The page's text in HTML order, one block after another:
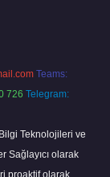
Teams:
726 Telegram:
Teknolojileri ve
Sağlayıcı olarak
proaktif olarak